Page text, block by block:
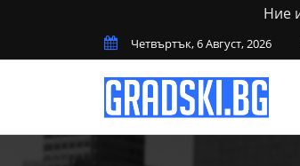
Ние
Четвъртък, 6 Август, 2026